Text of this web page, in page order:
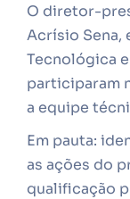
O diretor-
Acrísio Sena,
Tecnológica
participaram
a equipe
Em pauta:
as ações do
qualificação